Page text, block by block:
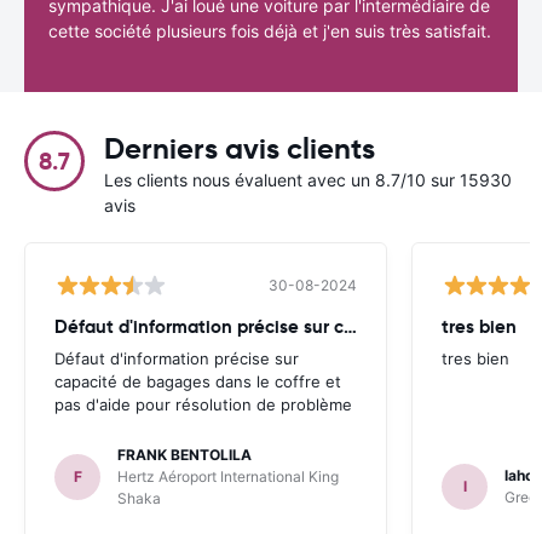
sympathique. J'ai loué une voiture par l'intermédiaire de
cette société plusieurs fois déjà et j'en suis très satisfait.
8.7 Derniers avis clients
Les clients nous évaluent avec un 8.7/10 sur 15930
avis
30-08-2024
Défaut d'information précise sur capacité
Défaut d'information précise sur
capacité de bagages dans le coffre et
pas d'aide pour résolution de problème
F
FRANK BENTOLILA
Hertz Aéroport International King
Shaka
tres bien
tres bien
l